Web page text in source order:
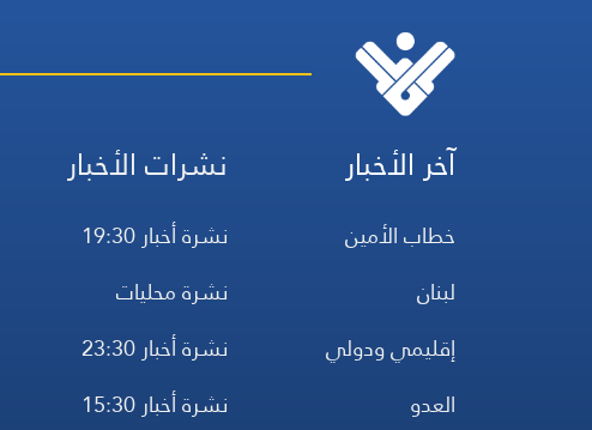
آخر الأخبار
خطاب الأمين
لبنان
إقليمي ودولي
العدو
نشرات الأخبار
نشرة أخبار 19:30
نشرة محليات
نشرة أخبار 23:30
نشرة أخبار 15:30